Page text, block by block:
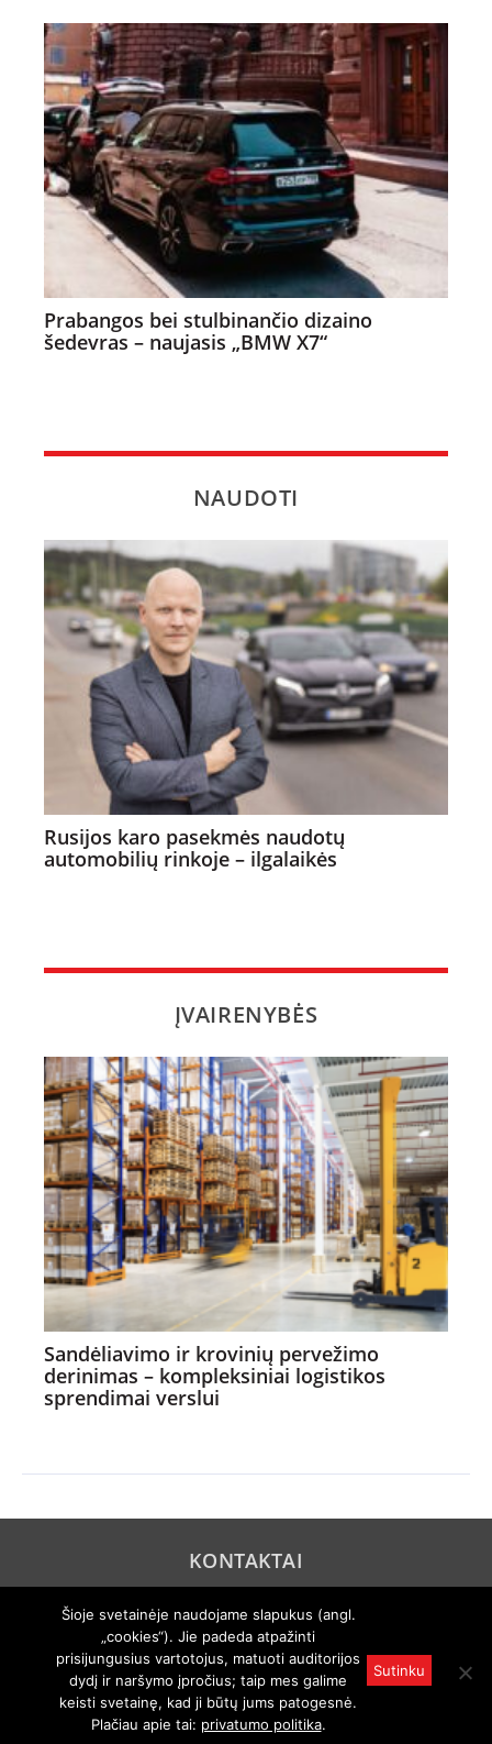
Prabangos bei stulbinančio dizaino
šedevras – naujasis „BMW X7“
NAUDOTI
Rusijos karo pasekmės naudotų
automobilių rinkoje – ilgalaikės
ĮVAIRENYBĖS
Sandėliavimo ir krovinių pervežimo
derinimas – kompleksiniai logistikos
sprendimai verslui
KONTAKTAI
PRIVATUMO POLITIKA
© 2005 "Axel Springer AG". Visos teisės išsaugomos. Rengiama
pagal "Auto Bild" licenciją.
Draudžiamas visas ar dalinis atgaminimas bet kokiu būdu kuria
nors kalba be išankstinio raštiško leidimo.
Šioje svetainėje naudojame slapukus (angl.
„cookies“). Jie padeda atpažinti
prisijungusius vartotojus, matuoti auditorijos
dydį ir naršymo įpročius; taip mes galime
keisti svetainę, kad ji būtų jums patogesnė.
Plačiau apie tai: privatumo politika.
Sutinku